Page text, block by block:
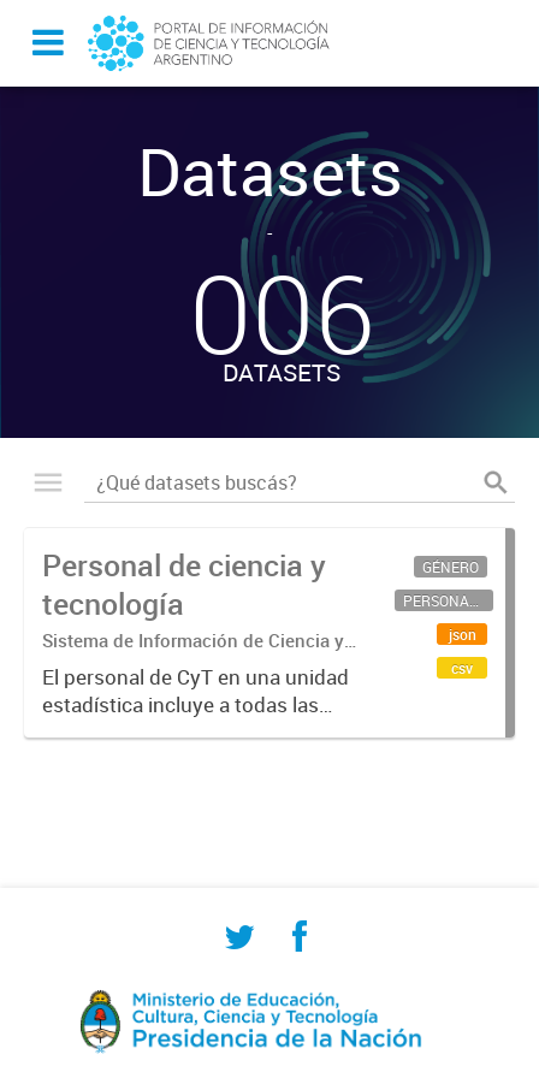
Datasets
-
006
DATASETS
Personal de ciencia y
tecnología
Sistema de Información de Ciencia y
Tecnología Argentino (SICYTAR)
El personal de CyT en una unidad
estadística incluye a todas las
personas involucradas
GÉNERO
PERSONAL CIENTÍFICO-TECNOLÓGICO
json
csv